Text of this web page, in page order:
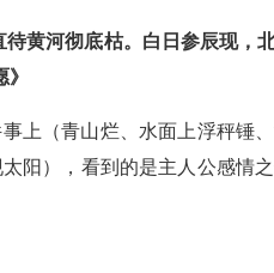
黄河彻底枯。白日参辰现，
上（青山烂、水面上浮秤锤
阳），看到的是主人公感情